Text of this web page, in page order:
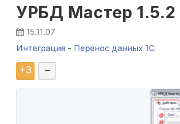
УРБД Мастер 1.5.2
15.11.07
Интеграция - Перенос данных 1C
+3 –